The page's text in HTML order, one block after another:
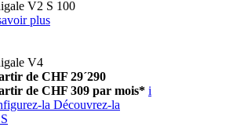
V2 S 100
plus
V4
de CHF 29´290
de CHF 309 par mois* i
la Découvrez-la